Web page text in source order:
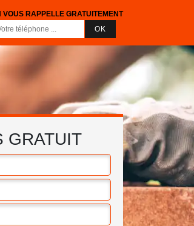
VOUS RAPPELLE GRATUITEMENT
GRATUIT